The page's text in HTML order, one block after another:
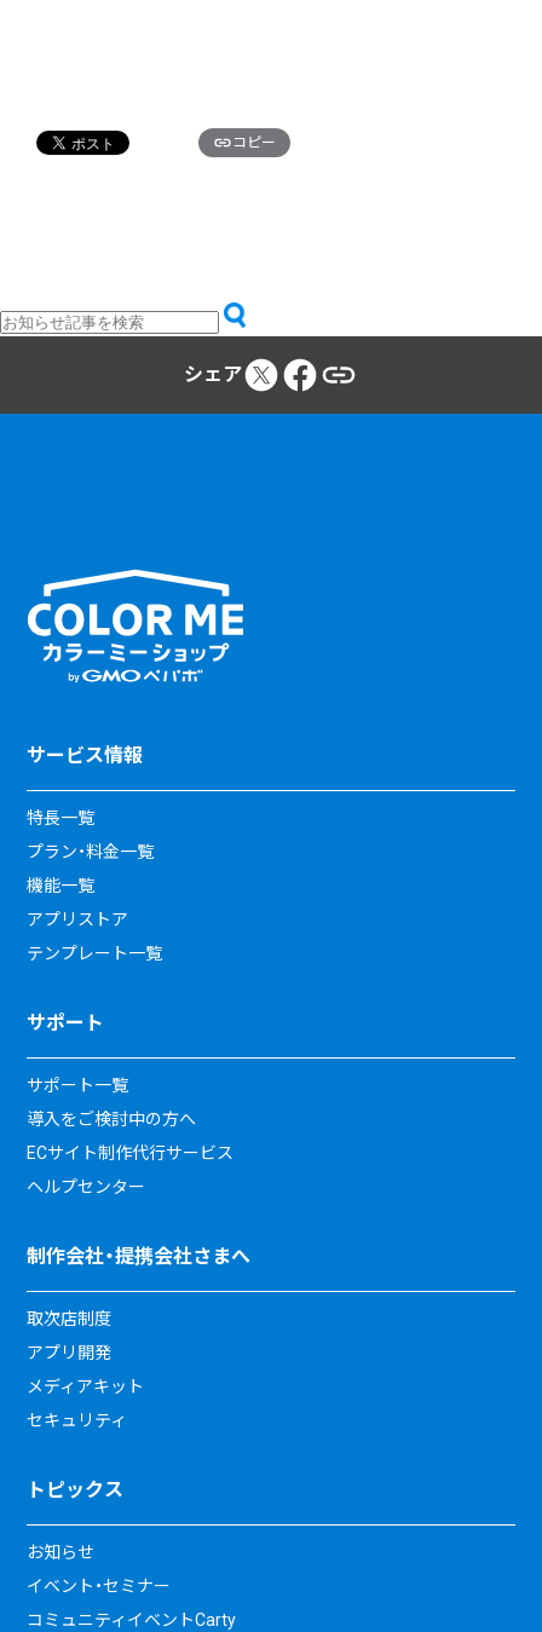
コピー
シェア
サービス情報
特長一覧
プラン・料金一覧
機能一覧
アプリストア
テンプレート一覧
サポート
サポート一覧
導入をご検討中の方へ
ECサイト制作代行サービス
ヘルプセンター
制作会社・提携会社さまへ
取次店制度
アプリ開発
メディアキット
セキュリティ
トピックス
お知らせ
イベント・セミナー
コミュニティイベントCarty